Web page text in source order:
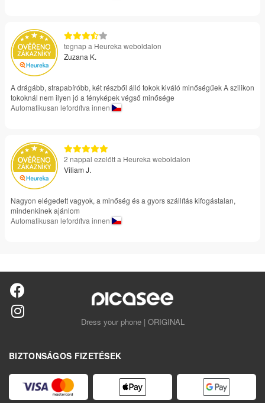
tegnap a Heureka weboldalon
Zuzana K.
A drágább, strapabíróbb, két részből álló tokok kiváló minőségűek A szilikon
tokoknál nem ilyen jó a fényképek végső minősége
Automatikusan lefordítva innen
2 nappal ezelőtt a Heureka weboldalon
Viliam J.
Nagyon elégedett vagyok, a minőség és a gyors szállítás kifogástalan,
mindenkinek ajánlom
Automatikusan lefordítva innen
Dress your phone | ORIGINAL
BIZTONSÁGOS FIZETÉSEK